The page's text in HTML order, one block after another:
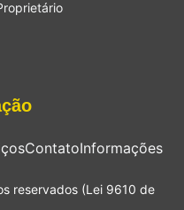
ContatoInformações
reservados (Lei 9610 de